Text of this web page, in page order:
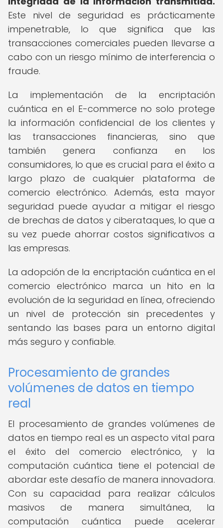
Este nivel de seguridad es prácticamente
impenetrable, lo que significa que las
transacciones comerciales pueden llevarse a
cabo con un riesgo mínimo de interferencia o
fraude.
La implementación de la encriptación
cuántica en el E-commerce no solo protege
la información confidencial de los clientes y
las transacciones financieras, sino que
también genera confianza en los
consumidores, lo que es crucial para el éxito a
largo plazo de cualquier plataforma de
comercio electrónico. Además, esta mayor
seguridad puede ayudar a mitigar el riesgo
de brechas de datos y ciberataques, lo que a
su vez puede ahorrar costos significativos a
las empresas.
La adopción de la encriptación cuántica en el
comercio electrónico marca un hito en la
evolución de la seguridad en línea, ofreciendo
un nivel de protección sin precedentes y
sentando las bases para un entorno digital
más seguro y confiable.
Procesamiento de grandes
volúmenes de datos en tiempo
real
El procesamiento de grandes volúmenes de
datos en tiempo real es un aspecto vital para
el éxito del comercio electrónico, y la
computación cuántica tiene el potencial de
abordar este desafío de manera innovadora.
Con su capacidad para realizar cálculos
masivos de manera simultánea, la
computación cuántica puede acelerar